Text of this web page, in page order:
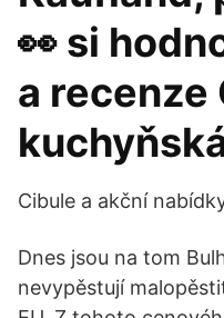
👀 si
a recenze
Cibule a akční
Dnes jsou na tom
nevypěstují